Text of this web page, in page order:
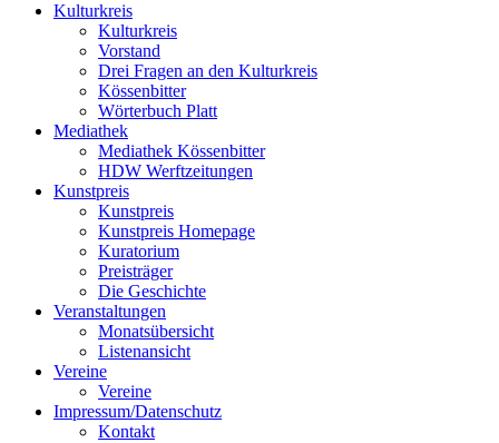
Kulturkreis
Kulturkreis
Vorstand
Drei Fragen an den Kulturkreis
Kössenbitter
Wörterbuch Platt
Mediathek
Mediathek Kössenbitter
HDW Werftzeitungen
Kunstpreis
Kunstpreis
Kunstpreis Homepage
Kuratorium
Preisträger
Die Geschichte
Veranstaltungen
Monatsübersicht
Listenansicht
Vereine
Vereine
Impressum/Datenschutz
Kontakt